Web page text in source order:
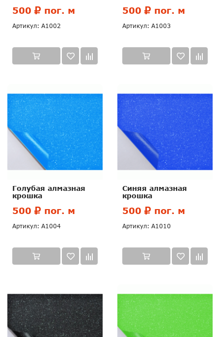
500 пог. м
Артикул: А1002
500 пог. м
Артикул: А1003
Голубая алмазная
крошка
500 пог. м
Артикул: А1004
Синяя алмазная
крошка
500 пог. м
Артикул: А1010